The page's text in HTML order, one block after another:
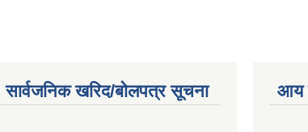
सार्वजनिक खरिद/बोलपत्र सूचना आय